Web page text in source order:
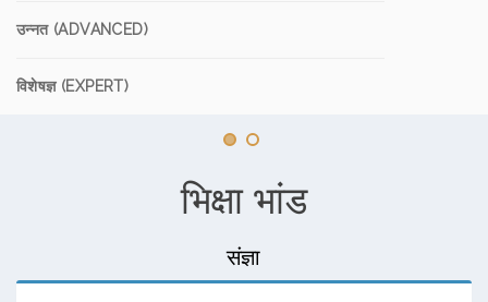
उन्नत (ADVANCED)
विशेषज्ञ (EXPERT)
भिक्षा भांड
संज्ञा